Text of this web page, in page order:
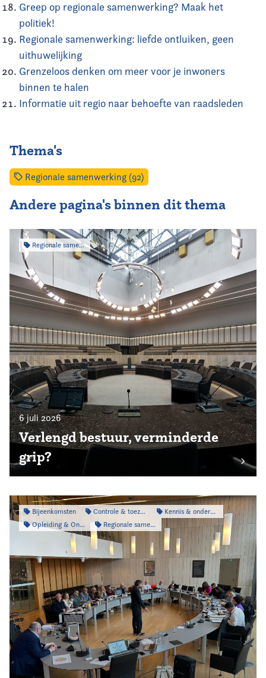
Greep op regionale samenwerking? Maak het
politiek!
Regionale samenwerking: liefde ontluiken, geen
uithuwelijking
Grenzeloos denken om meer voor je inwoners
binnen te halen
Informatie uit regio naar behoefte van raadsleden
Thema's
Regionale samenwerking (92)
Andere pagina's binnen dit thema
Regionale samenwerking
6 juli 2026
Verlengd bestuur, verminderde
grip?
Bijeenkomsten Controle & toezicht
Kennis & onderzoek
Opleiding & Ontwikkeling
Regionale samenwerking